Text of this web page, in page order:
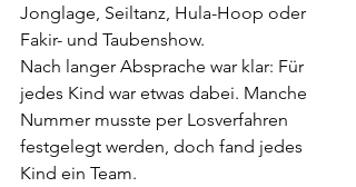
Jonglage, Seiltanz, Hula-Hoop oder
Fakir- und Taubenshow.
Nach langer Absprache war klar: Für
jedes Kind war etwas dabei. Manche
Nummer musste per Losverfahren
festgelegt werden, doch fand jedes
Kind ein Team.